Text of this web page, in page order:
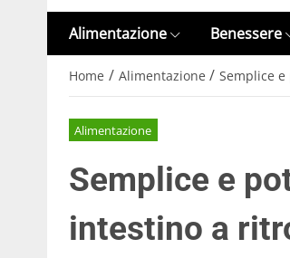
Alimentazione Benessere
Home / Alimentazione / Semplice
Alimentazione
Semplice e
intestino a